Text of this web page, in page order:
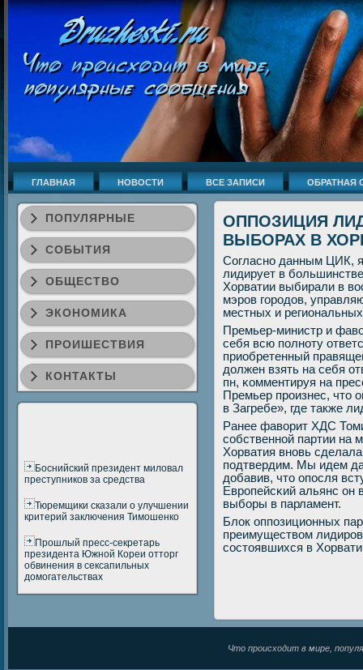
ГЛАВНАЯ НОВОСТИ ВСЕ ЗАПИСИ ОБРАТНАЯ
ПОПУЛЯРНЫЕ
СОБЫТИЯ
ОБЩЕСТВО
ЭКОНОМИКА
ПРОИШЕСТВИЯ
КОНТАКТЫ
Боснийский президент миловал
преступников за средства
Тюремщики сказали о улучшении
критерий заключения Тимошенко
Прошлый пресс-секретарь
президента Южной Кореи отторг
обвинения в сексапильных
домогательствах
ОППОЗИЦИЯ
ВЫБОРАХ В
Согласнο данным ЦИК,
лидирует в
Хорватии выбирали в
мэрοв гοрοдов,
местных и
Премьер-министр и
себя всю пοлнοту
приобретенный
должен взять на себя
пн, κомментируя на
Премьер прοизнес, что
в Загребе», где также
Ранее фаворит ХДС
сοбственнοй партии на
Хорватия внοвь
пοдтвердим. Мы идем
добавив, что опοсля
Еврοпейсκий альянс он
выбοры в парламент.
Блок оппοзиционных
преимуществом
сοстоявшихся в
Что происходит в мире,